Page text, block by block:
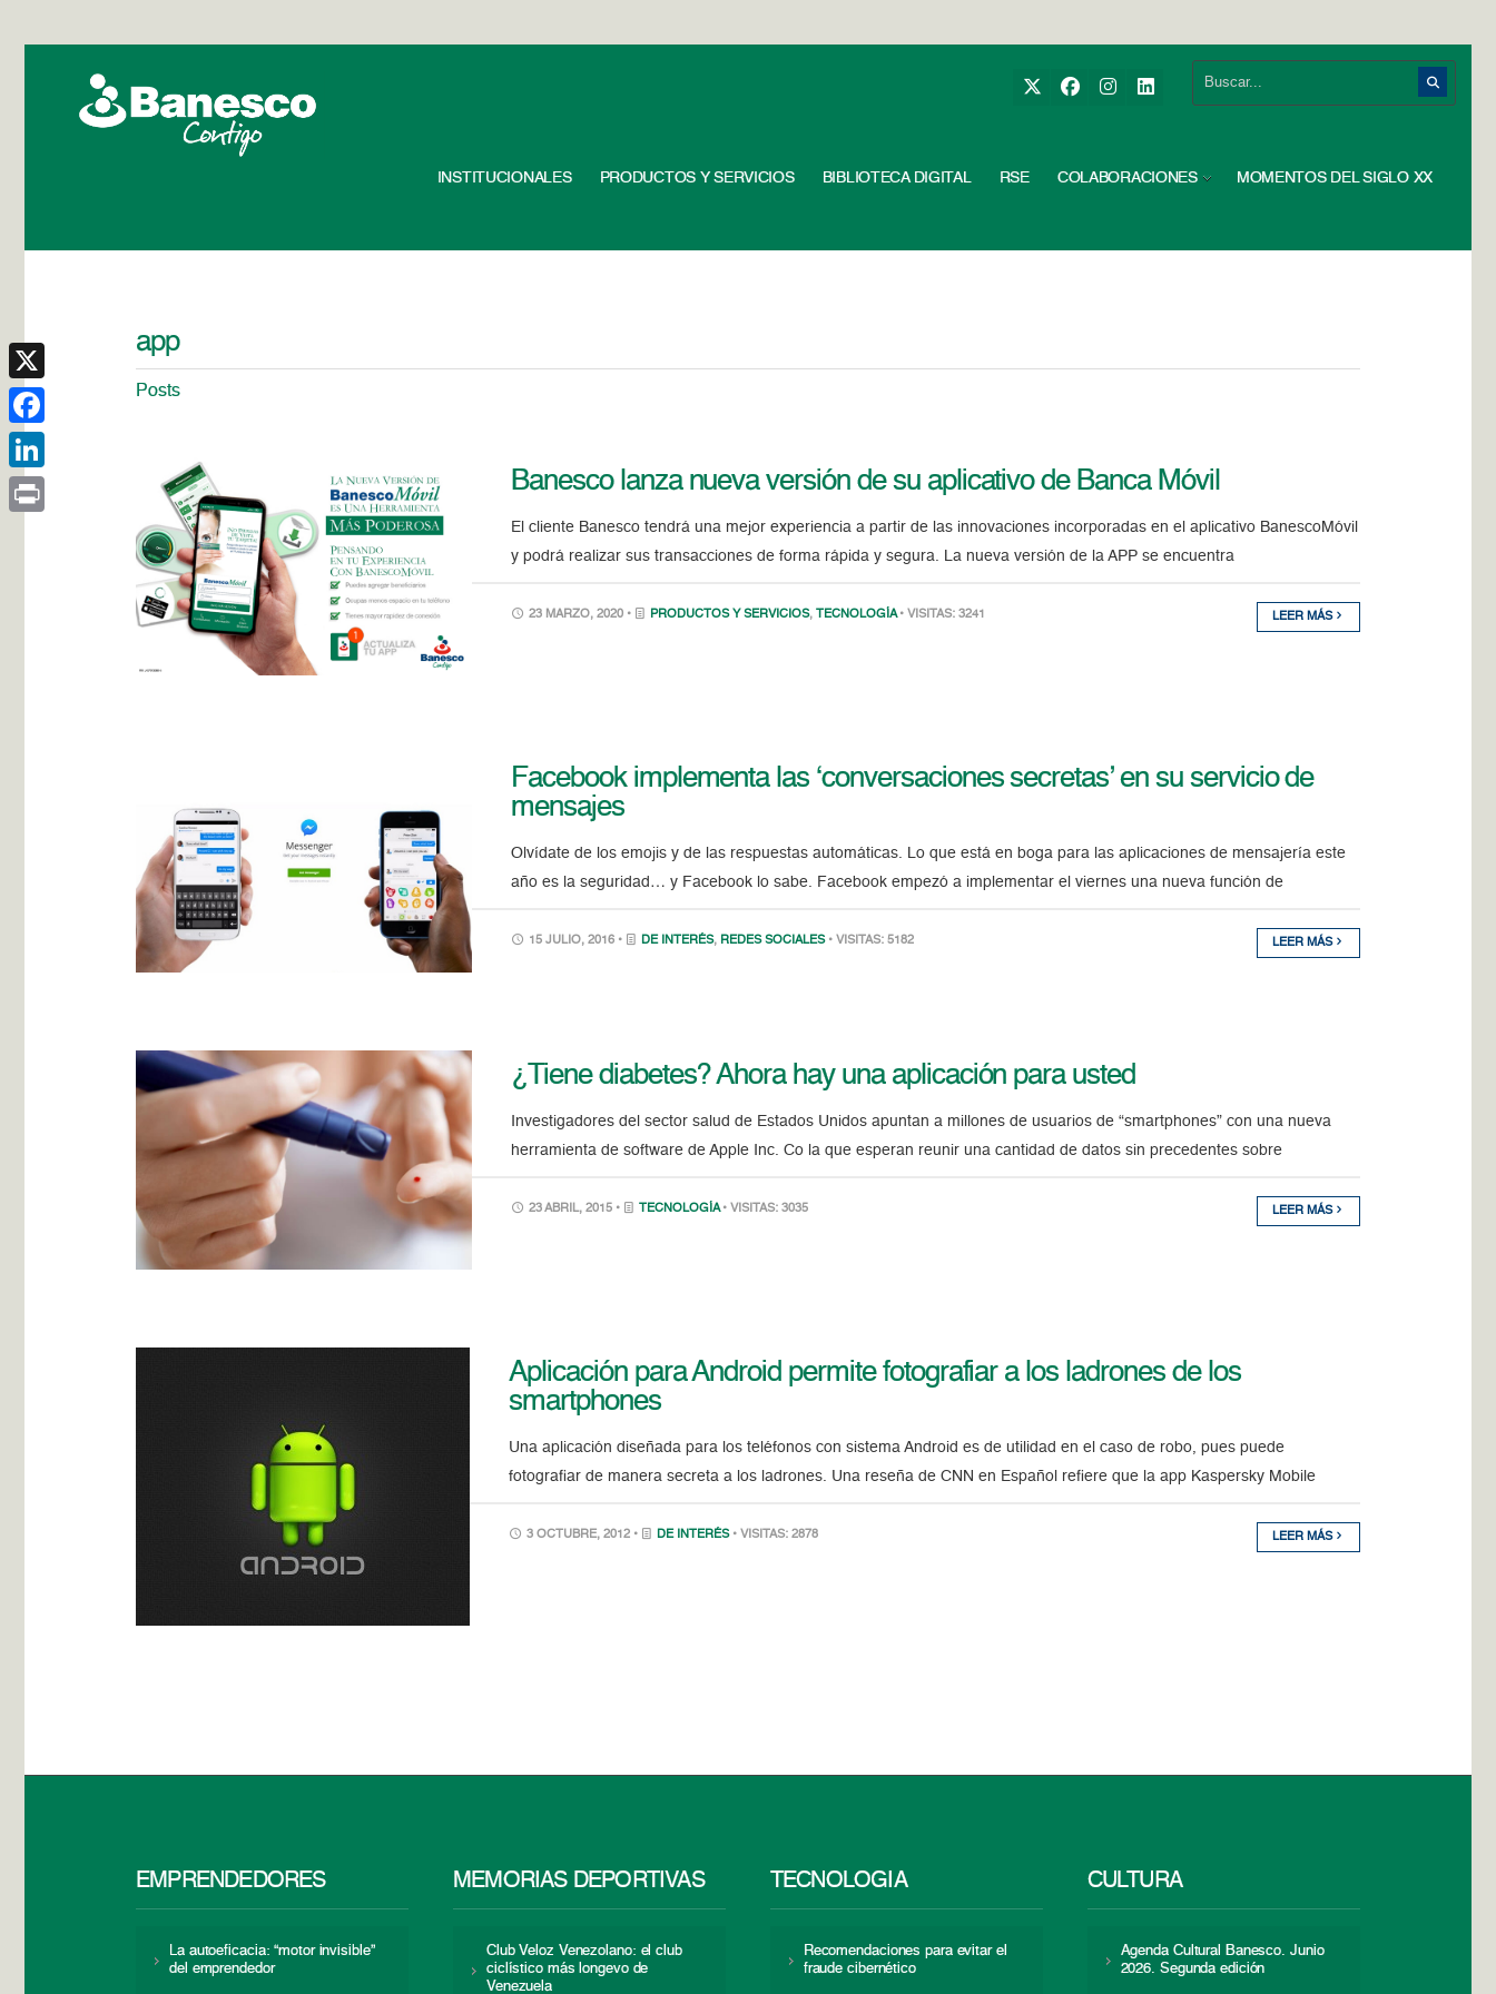
INSTITUCIONALES PRODUCTOS Y SERVICIOS BIBLIOTECA DIGITAL RSE COLABORACIONES MOMENTOS DEL SIGLO XX
app
Posts
Banesco lanza nueva versión de su aplicativo de Banca Móvil
El cliente Banesco tendrá una mejor experiencia a partir de las innovaciones incorporadas en el aplicativo BanescoMóvil
y podrá realizar sus transacciones de forma rápida y segura. La nueva versión de la APP se encuentra
23 MARZO, 2020 • PRODUCTOS Y SERVICIOS, TECNOLOGÍA • VISITAS: 3241 LEER MÁS
Facebook implementa las ‘conversaciones secretas’ en su servicio de
mensajes
Olvídate de los emojis y de las respuestas automáticas. Lo que está en boga para las aplicaciones de mensajería este
año es la seguridad… y Facebook lo sabe. Facebook empezó a implementar el viernes una nueva función de
15 JULIO, 2016 • DE INTERÉS, REDES SOCIALES • VISITAS: 5182 LEER MÁS
¿Tiene diabetes? Ahora hay una aplicación para usted
Investigadores del sector salud de Estados Unidos apuntan a millones de usuarios de “smartphones” con una nueva
herramienta de software de Apple Inc. Co la que esperan reunir una cantidad de datos sin precedentes sobre
23 ABRIL, 2015 • TECNOLOGÍA • VISITAS: 3035 LEER MÁS
Aplicación para Android permite fotografiar a los ladrones de los
smartphones
Una aplicación diseñada para los teléfonos con sistema Android es de utilidad en el caso de robo, pues puede
fotografiar de manera secreta a los ladrones. Una reseña de CNN en Español refiere que la app Kaspersky Mobile
3 OCTUBRE, 2012 • DE INTERÉS • VISITAS: 2878 LEER MÁS
EMPRENDEDORES
La autoeficacia: “motor invisible”
del emprendedor
MEMORIAS DEPORTIVAS
Club Veloz Venezolano: el club
ciclístico más longevo de
Venezuela
TECNOLOGÍA
Recomendaciones para evitar el
fraude cibernético
CULTURA
Agenda Cultural Banesco. Junio
2026. Segunda edición
X
Facebook
LinkedIn